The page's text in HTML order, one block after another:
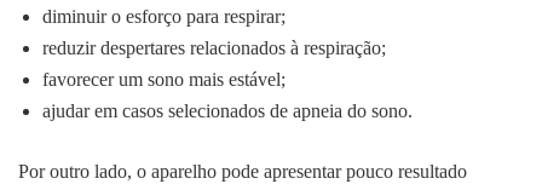
diminuir o esforço para respirar;
reduzir despertares relacionados à respiração;
favorecer um sono mais estável;
ajudar em casos selecionados de apneia do sono.
Por outro lado, o aparelho pode apresentar pouco resultado